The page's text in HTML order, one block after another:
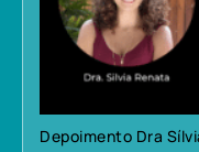
Depoimento Dra